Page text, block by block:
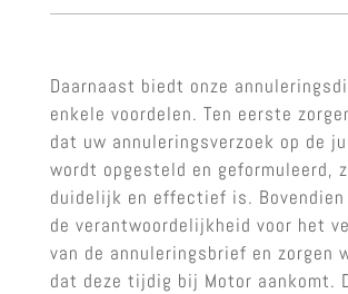
Daarnaast biedt onze
enkele voordelen. Ten eerste
dat uw annuleringsverzoek op de
wordt opgesteld en geformuleerd,
duidelijk en effectief is. Bovendien
de verantwoordelijkheid voor het
van de annuleringsbrief en zorgen
dat deze tijdig bij Motor aankomt.